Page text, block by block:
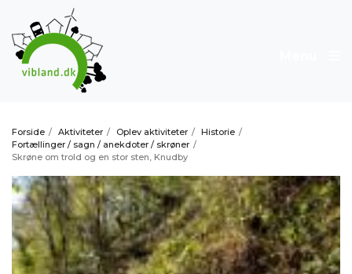
Forside / Aktiviteter / Oplev aktiviteter / Historie /
Fortællinger / sagn / anekdoter / skrøner /
Skrøne om trold og en stor sten, Knudby